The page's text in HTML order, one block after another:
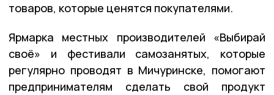
товаров, которые ценятся покупателями.
Ярмарка местных производителей «Выбирай
своё» и фестивали самозанятых, которые
регулярно проводят в Мичуринске, помогают
предпринимателям сделать свой продукт